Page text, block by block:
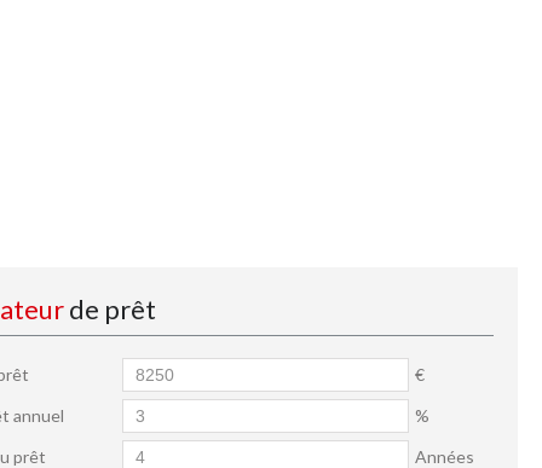
de prêt
€
annuel
%
prêt
Années